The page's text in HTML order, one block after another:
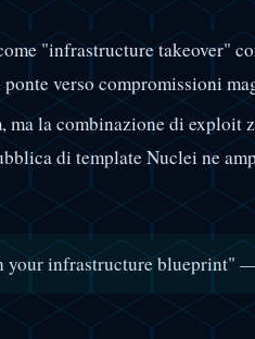
"infrastructure takeover"
verso compromissioni
la combinazione di exploit
di template Nuclei ne
your infrastructure blueprint"